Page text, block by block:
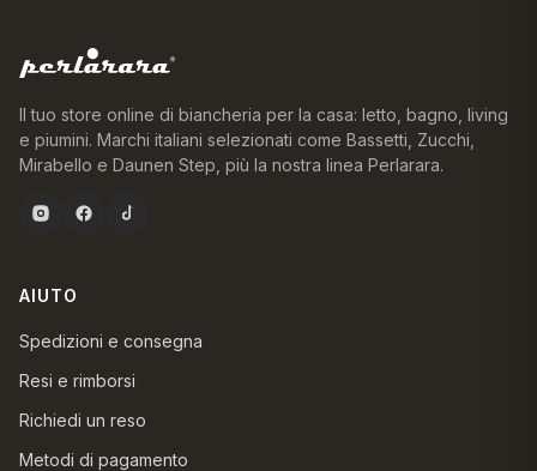
Il tuo store online di biancheria per la casa: letto, bagno, living
e piumini. Marchi italiani selezionati come Bassetti, Zucchi,
Mirabello e Daunen Step, più la nostra linea Perlarara.
AIUTO
Spedizioni e consegna
Resi e rimborsi
Richiedi un reso
Metodi di pagamento